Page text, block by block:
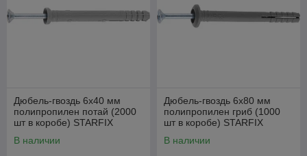
Дюбель-гвоздь 6х40 мм
полипропилен потай (2000
шт в коробе) STARFIX
В наличии
Дюбель-гвоздь 6х80 мм
полипропилен гриб (1000
шт в коробе) STARFIX
В наличии